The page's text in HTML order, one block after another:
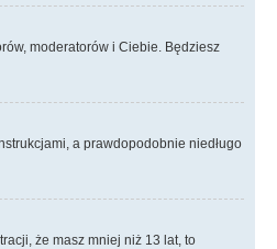
moderatorów i Ciebie. Będziesz
a prawdopodobnie niedługo
że masz mniej niż 13 lat, to